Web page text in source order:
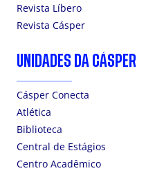
Revista Líbero
Revista Cásper
UNIDADES DA CÁSPER
Cásper Conecta
Atlética
Biblioteca
Central de Estágios
Centro Acadêmico